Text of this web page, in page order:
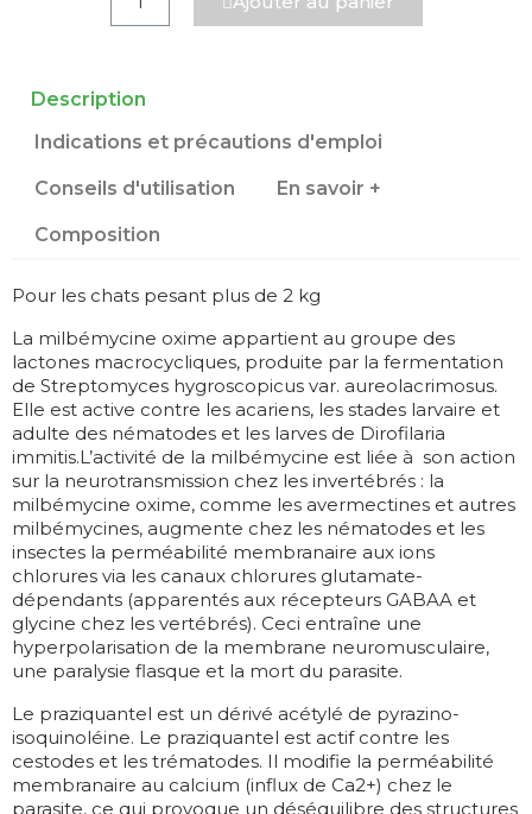
Description
Indications et précautions d'emploi
Conseils d'utilisation En savoir +
Composition
Pour les chats pesant plus de 2 kg
La milbémycine oxime appartient au groupe des
lactones macrocycliques, produite par la fermentation
de Streptomyces hygroscopicus var. aureolacrimosus.
Elle est active contre les acariens, les stades larvaire et
adulte des nématodes et les larves de Dirofilaria
immitis.L’activité de la milbémycine est liée à son action
sur la neurotransmission chez les invertébrés : la
milbémycine oxime, comme les avermectines et autres
milbémycines, augmente chez les nématodes et les
insectes la perméabilité membranaire aux ions
chlorures via les canaux chlorures glutamate-
dépendants (apparentés aux récepteurs GABAA et
glycine chez les vertébrés). Ceci entraîne une
hyperpolarisation de la membrane neuromusculaire,
une paralysie flasque et la mort du parasite.
Le praziquantel est un dérivé acétylé de pyrazino-
isoquinoléine. Le praziquantel est actif contre les
cestodes et les trématodes. Il modifie la perméabilité
membranaire au calcium (influx de Ca2+) chez le
parasite, ce qui provoque un déséquilibre des structures